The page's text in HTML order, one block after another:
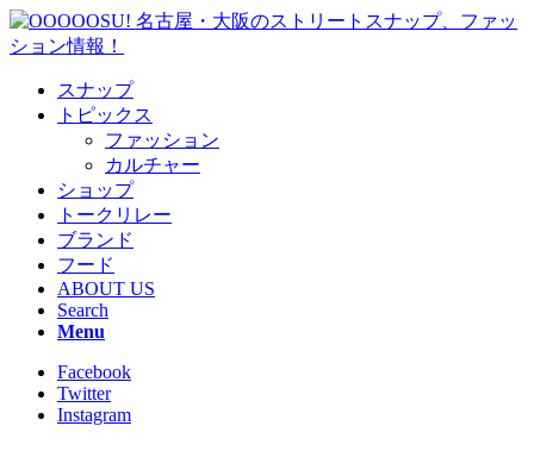
スナップ
トピックス
ファッション
カルチャー
ショップ
トークリレー
ブランド
フード
ABOUT US
Search
Menu
Facebook
Twitter
Instagram